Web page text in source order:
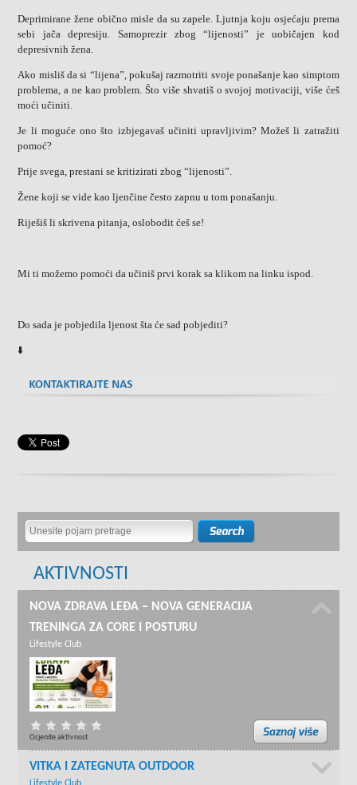
Deprimirane žene obično misle da su zapele. Ljutnja koju osjećaju prema
sebi jača depresiju. Samoprezir zbog “lijenosti” je uobičajen kod
depresivnih žena.
Ako misliš da si “lijena”, pokušaj razmotriti svoje ponašanje kao simptom
problema, a ne kao problem. Što više shvatiš o svojoj motivaciji, više ćeš
moći učiniti.
Je li moguće ono što izbjegavaš učiniti upravljivim? Možeš li zatražiti
pomoć?
Prije svega, prestani se kritizirati zbog “lijenosti”.
Žene koji se vide kao ljenčine često zapnu u tom ponašanju.
Riješiš li skrivena pitanja, oslobodit ćeš se!
Mi ti možemo pomoći da učiniš prvi korak sa klikom na linku ispod.
Do sada je pobjedila ljenost šta će sad pobjediti?
⬇️
AKTIVNOSTI
NOVA ZDRAVA LEĐA – NOVA GENERACIJA
TRENINGA ZA CORE I POSTURU
Lifestyle Club
Ocjenite aktivnost
VITKA I ZATEGNUTA OUTDOOR